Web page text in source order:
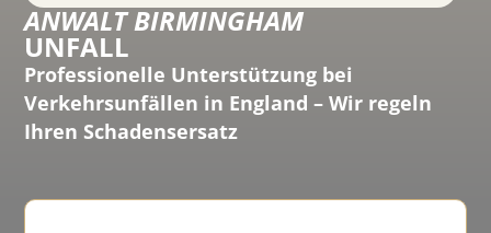
ANWALT BIRMINGHAM
UNFALL
Professionelle Unterstützung bei
Verkehrsunfällen in England – Wir regeln
Ihren Schadensersatz